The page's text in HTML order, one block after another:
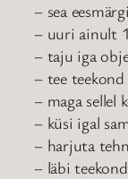
– sea
– uuri ainult
– taju iga
– tee teekond
– maga sellel
– küsi igal
– harjuta
– läbi